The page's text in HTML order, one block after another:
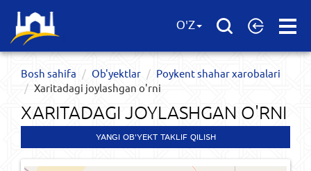
Open
O'Z
Bosh sahifa Ob'yektlar​
Poykent shahar xarobalari
Xaritadagi joylashgan o'rni
XARITADAGI JOYLASHGAN O'RNI
YANGI OB'YEKT TAKLIF QILISH